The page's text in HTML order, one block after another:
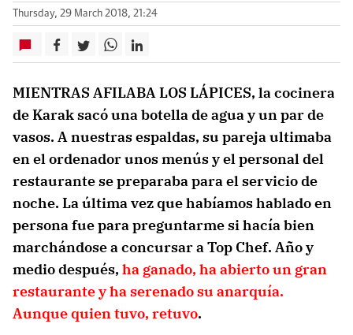
Thursday, 29 March 2018, 21:24
MIENTRAS AFILABA LOS LÁPICES, la cocinera
de Karak sacó una botella de agua y un par de
vasos. A nuestras espaldas, su pareja ultimaba
en el ordenador unos menús y el personal del
restaurante se preparaba para el servicio de
noche. La última vez que habíamos hablado en
persona fue para preguntarme si hacía bien
marchándose a concursar a Top Chef. Año y
medio después, ha ganado, ha abierto un gran
restaurante y ha serenado su anarquía.
Aunque quien tuvo, retuvo.